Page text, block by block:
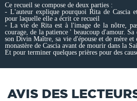
Ce recueil se compose de deux parties :
- L'auteur explique pourquoi Rita de Cascia
pour laquelle elle a écrit ce recueil
- La vie de Rita est à l'image de la nôtre,
courage, de la patience ' beaucoup d'amour.
son Divin Maître, sa vie d'épouse et de mère et
monastère de Cascia avant de mourir dans la
Et pour terminer quelques prières pour des
AVIS DES